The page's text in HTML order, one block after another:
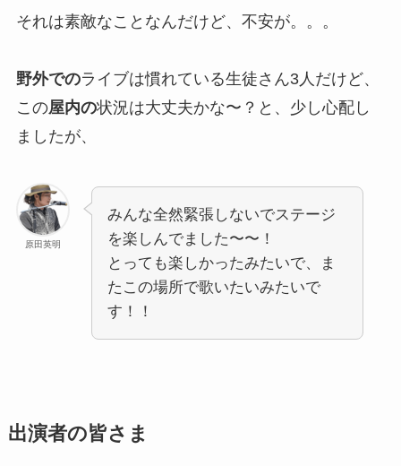
それは素敵なことなんだけど、不安が。。。
野外でのライブは慣れている生徒さん3人だけど、
この屋内の状況は大丈夫かな〜？と、少し心配し
ましたが、
原田英明
みんな全然緊張しないでステージ
を楽しんでました〜〜！
とっても楽しかったみたいで、ま
たこの場所で歌いたいみたいで
す！！
出演者の皆さま